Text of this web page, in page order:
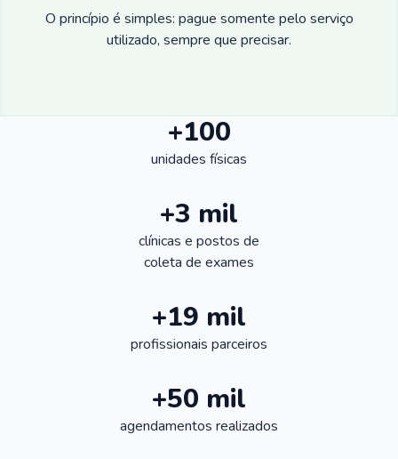
O princípio é simples: pague somente pelo serviço
utilizado, sempre que precisar.
+100
unidades físicas
+3 mil
clínicas e postos de
coleta de exames
+19 mil
profissionais parceiros
+50 mil
agendamentos realizados